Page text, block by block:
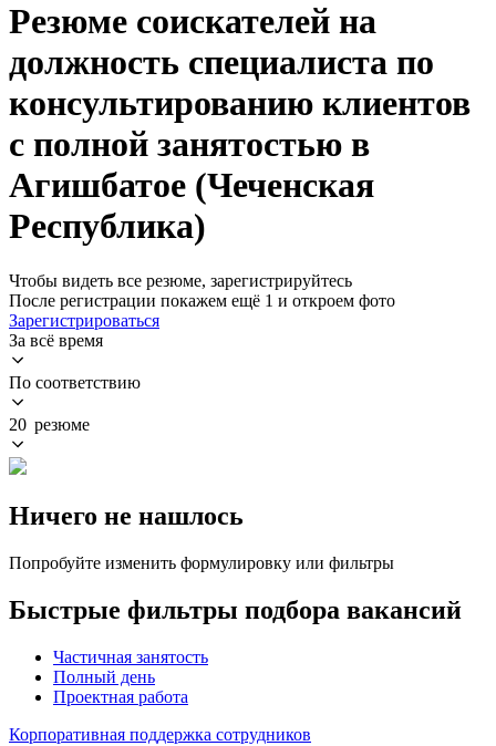
Резюме соискателей на
должность специалиста по
консультированию клиентов
с полной занятостью в
Агишбатое (Чеченская
Республика)
Чтобы видеть все резюме, зарегистрируйтесь
После регистрации покажем ещё 1 и откроем фото
Зарегистрироваться
За всё время
По соответствию
20 резюме
Ничего не нашлось
Попробуйте изменить формулировку или фильтры
Быстрые фильтры подбора вакансий
Частичная занятость
Полный день
Проектная работа
Корпоративная поддержка сотрудников